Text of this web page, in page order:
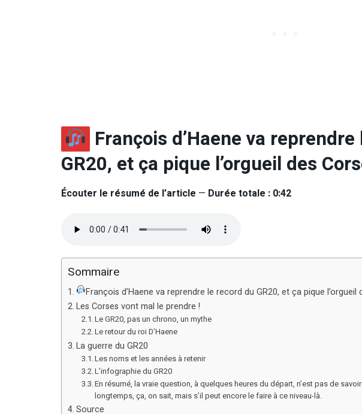
François d’Haene va
GR20, et ça pique l’orgueil des
Écouter le résumé de l’article — Durée totale : 0:42
Sommaire
François d’Haene va reprendre le record du GR20, et ça pique l’orgueil
Les Corses vont mal le prendre !
Le GR20, pas un chrono, un mythe
Le retour du roi D’Haene
La guerre du GR20
Les noms et les années à retenir
L’infographie du GR20
En résumé, la vraie question, à quelques heures du départ, n’est pas de
longtemps, ça, on sait, mais s’il peut encore le faire à ce niveau-là.
Source